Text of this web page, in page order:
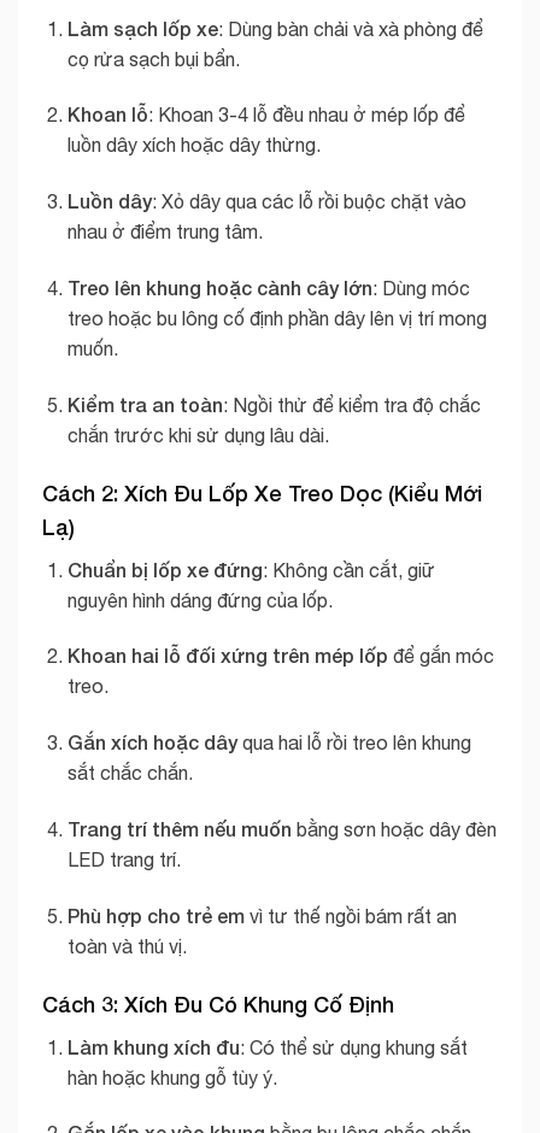
Làm sạch lốp xe: Dùng bàn chải và xà phòng để
cọ rửa sạch bụi bẩn.
Khoan lỗ: Khoan 3-4 lỗ đều nhau ở mép lốp để
luồn dây xích hoặc dây thừng.
Luồn dây: Xỏ dây qua các lỗ rồi buộc chặt vào
nhau ở điểm trung tâm.
Treo lên khung hoặc cành cây lớn: Dùng móc
treo hoặc bu lông cố định phần dây lên vị trí mong
muốn.
Kiểm tra an toàn: Ngồi thử để kiểm tra độ chắc
chắn trước khi sử dụng lâu dài.
Cách 2: Xích Đu Lốp Xe Treo Dọc (Kiểu Mới
Lạ)
Chuẩn bị lốp xe đứng: Không cần cắt, giữ
nguyên hình dáng đứng của lốp.
Khoan hai lỗ đối xứng trên mép lốp để gắn móc
treo.
Gắn xích hoặc dâyqua hai lỗ rồi treo lên khung
sắt chắc chắn.
Trang trí thêm nếu muốn bằng sơn hoặc dây đèn
LED trang trí.
Phù hợp cho trẻ emvì tư thế ngồi bám rất an
toàn và thú vị.
Cách 3: Xích Đu Có Khung Cố Định
Làm khung xích đu: Có thể sử dụng khung sắt
hàn hoặc khung gỗ tùy ý.